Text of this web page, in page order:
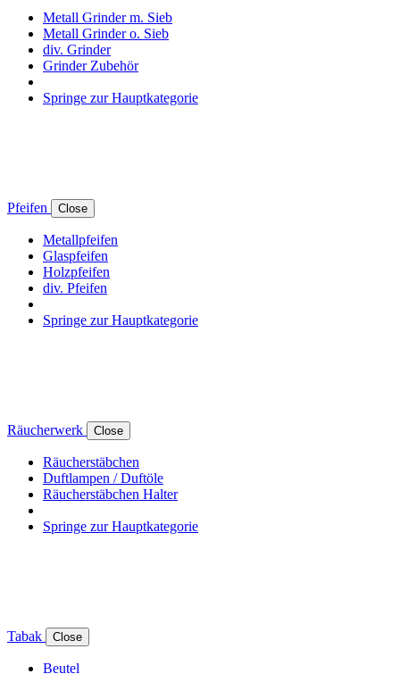
Metall Grinder m. Sieb
Metall Grinder o. Sieb
div. Grinder
Grinder Zubehör
Springe zur Hauptkategorie
Pfeifen Close
Metallpfeifen
Glaspfeifen
Holzpfeifen
div. Pfeifen
Springe zur Hauptkategorie
Räucherwerk Close
Räucherstäbchen
Duftlampen / Duftöle
Räucherstäbchen Halter
Springe zur Hauptkategorie
Tabak Close
Beutel